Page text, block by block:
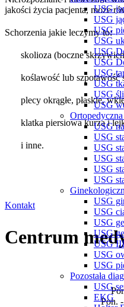
USG
USG
USG
USG
USG
USG
USG
USG
USG
USG
USG
USG
USG
USG
USG
USG
USG
USG
USG
USG
USG
USG
USG
Pozostała
USG
EKG
jakości życia pacjenta, może
Schorzenia jakie leczymy to:
skolioza (boczne
koślawość lub szpotawość
plecy okrągłe, płaskie,
klatka piersiowa kurza i
i inne.
Masz pytania?
Kontakt
Centrum
Prywatne centrum medyczne
ultrasonograficzna.
Godziny otwarcia placówki
Godziny pracy rejestracji Pon.